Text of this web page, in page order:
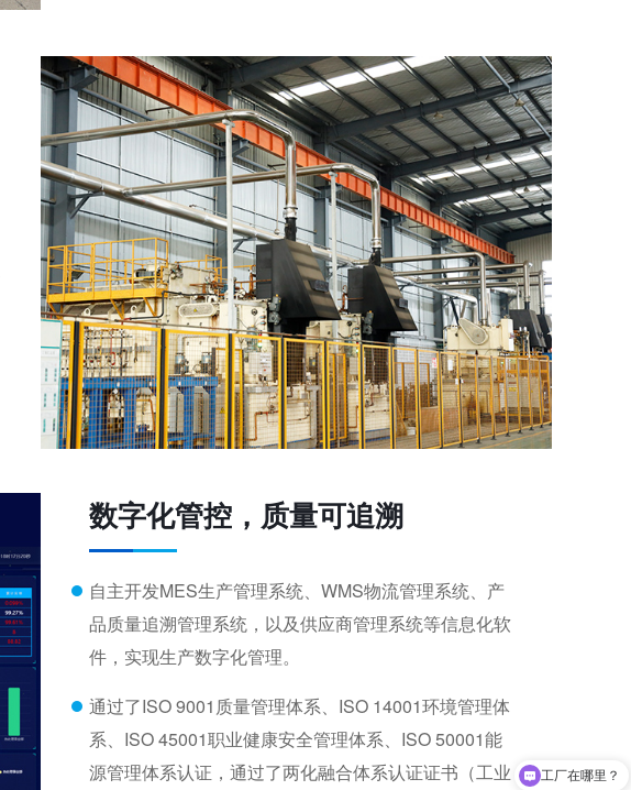
数字化管控，质量可追溯
自主开发MES生产管理系统、WMS物流管理系统、产
品质量追溯管理系统，以及供应商管理系统等信息化软
件，实现生产数字化管理。
通过了ISO 9001质量管理体系、ISO 14001环境管理体
系、ISO 45001职业健康安全管理体系、ISO 50001能
源管理体系认证，通过了两化融合体系认证证书（工业
是厂家直销吗？